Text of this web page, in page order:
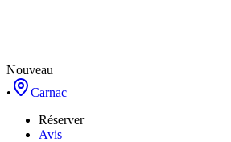
Nouveau
•
Carnac
Réserver
Avis